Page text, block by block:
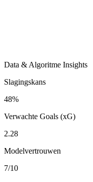
Data & Algoritme Insights
Slagingskans
48%
Verwachte Goals (xG)
2.28
Modelvertrouwen
7/10